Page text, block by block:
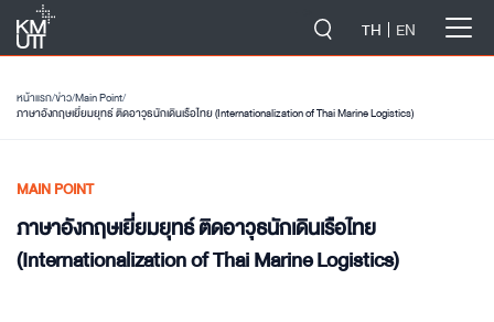
TH EN
หน้าแรก/ข่าว/Main Point/
ภาษาอังกฤษเยี่ยมยุทธ์ ติดอาวุธนักเดินเรือไทย (Internationalization of Thai Marine Logistics)
MAIN POINT
ภาษาอังกฤษเยี่ยมยุทธ์ ติดอาวุธนักเดินเรือไทย
(Internationalization of Thai Marine Logistics)